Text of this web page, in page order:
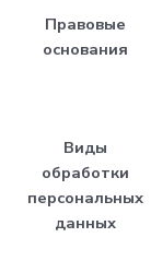
Правовые
основания
Виды
обработки
персональных
данных